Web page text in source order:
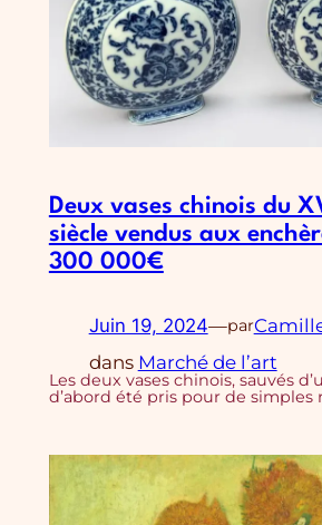
Deux vases chinois du
siècle vendus aux
300 000€
Juin 19, 2024—par
dans Marché de l’art
Les deux vases chinois, sauvés
d’abord été pris pour de